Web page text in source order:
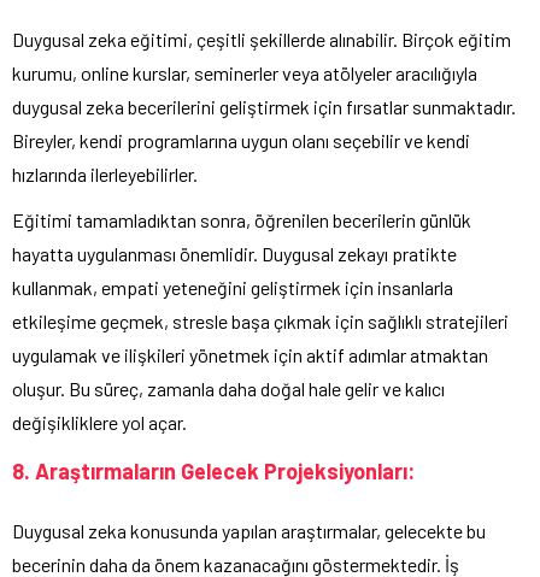
Duygusal zeka eğitimi, çeşitli şekillerde alınabilir. Birçok eğitim
kurumu, online kurslar, seminerler veya atölyeler aracılığıyla
duygusal zeka becerilerini geliştirmek için fırsatlar sunmaktadır.
Bireyler, kendi programlarına uygun olanı seçebilir ve kendi
hızlarında ilerleyebilirler.
Eğitimi tamamladıktan sonra, öğrenilen becerilerin günlük
hayatta uygulanması önemlidir. Duygusal zekayı pratikte
kullanmak, empati yeteneğini geliştirmek için insanlarla
etkileşime geçmek, stresle başa çıkmak için sağlıklı stratejileri
uygulamak ve ilişkileri yönetmek için aktif adımlar atmaktan
oluşur. Bu süreç, zamanla daha doğal hale gelir ve kalıcı
değişikliklere yol açar.
8. Araştırmaların Gelecek Projeksiyonları:
Duygusal zeka konusunda yapılan araştırmalar, gelecekte bu
becerinin daha da önem kazanacağını göstermektedir. İş